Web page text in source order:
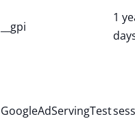
__gpi
1
GoogleAdServingTest